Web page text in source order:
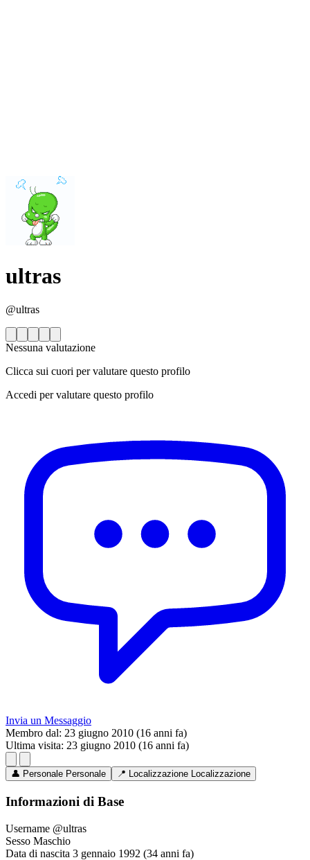
ultras
@ultras
Nessuna valutazione
Clicca sui cuori per valutare questo profilo
Accedi per valutare questo profilo
Invia un Messaggio
Membro dal: 23 giugno 2010 (16 anni fa)
Ultima visita: 23 giugno 2010 (16 anni fa)
👤 Personale Personale 📍 Localizzazione Localizzazione
Informazioni di Base
Username @ultras
Sesso Maschio
Data di nascita 3 gennaio 1992 (34 anni fa)